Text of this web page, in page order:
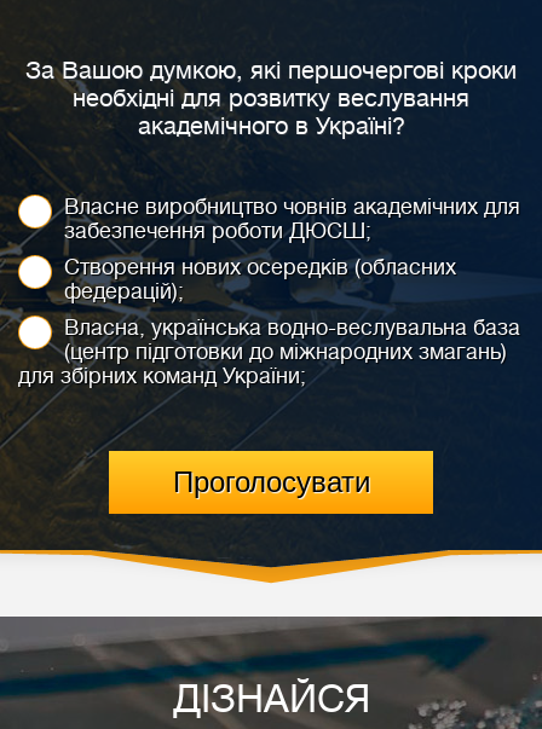
За Вашою думкою, які першочергові кроки
необхідні для розвитку веслування
академічного в Україні?
Власне виробництво човнів академічних для
забезпечення роботи ДЮСШ;
Створення нових осередків (обласних
федерацій);
Власна, українська водно-веслувальна база
(центр підготовки до міжнародних змагань)
для збірних команд України;
ДІЗНАЙСЯ